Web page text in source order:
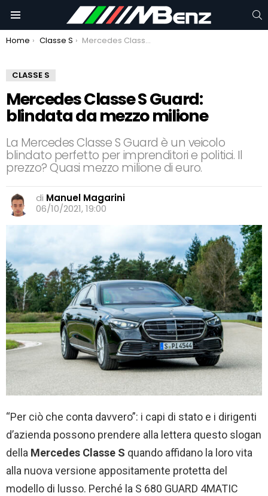
You are here:
Home Classe S Mercedes Classe S Guard: blindata da mezzo milione
CLASSE S
Mercedes Classe S Guard:
blindata da mezzo milione
La Mercedes Classe S Guard è un veicolo
blindato perfetto per imprenditori e politici. Il
prezzo? Quasi mezzo milione di euro.
di Manuel Magarini
06/10/2021, 19:00
“Per ciò che conta davvero”: i capi di stato e i dirigenti
d’azienda possono prendere alla lettera questo slogan
della Mercedes Classe S quando affidano la loro vita
alla nuova versione appositamente protetta del
modello di lusso. Perché la S 680 GUARD 4MATIC